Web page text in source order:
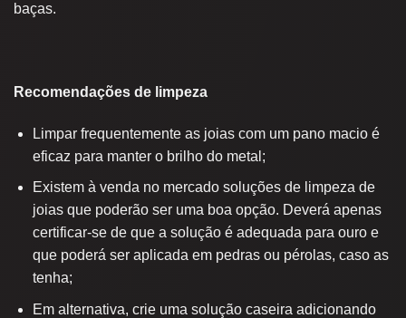
baças.
Recomendações de limpeza
Limpar frequentemente as joias com um pano macio é
eficaz para manter o brilho do metal;
Existem à venda no mercado soluções de limpeza de
joias que poderão ser uma boa opção. Deverá apenas
certificar-se de que a solução é adequada para ouro e
que poderá ser aplicada em pedras ou pérolas, caso as
tenha;
Em alternativa, crie uma solução caseira adicionando